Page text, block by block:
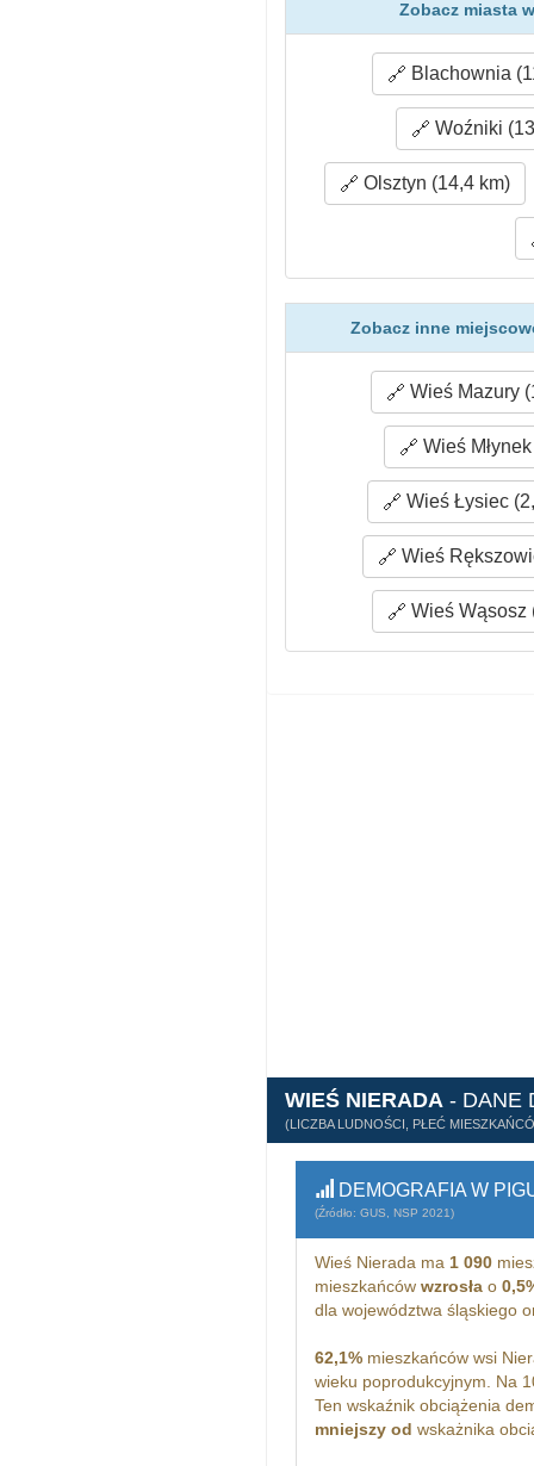
Zobacz miasta
Blachownia
Woźniki
Olsztyn (14,4 km)
Zobacz inne
Wieś Mazury
Wieś
Wieś Łysiec
Wieś
Wieś Wąsosz
WIEŚ NIERADA - DANE
(LICZBA LUDNOŚCI, PŁEĆ
DEMOGRAFIA W
(Źródło: GUS, NSP 2021)
Wieś Nierada ma 1 090
mieszkańców wzrosłao
dla województwa śląskiego
62,1%mieszkańców wsi
wieku poprodukcyjnym. Na
Ten wskaźnik obciążenia
mniejszy od wskażnika